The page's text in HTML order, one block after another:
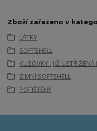
Zboží zařazeno v
LÁTKY
SOFTSHELL
KUSOVKY - JIŽ
ZIMNÍ SOFTSHELL
POTIŠTĚNÝ